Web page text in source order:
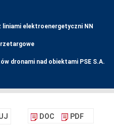
elektroenergetyczni NN
dronami nad obiektami PSE S.A.
DOC PDF